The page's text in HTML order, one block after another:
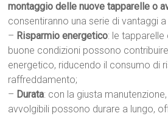
montaggio delle nuove tapparelle o
consentiranno una serie di vantaggi
– Risparmio energetico: le
buone condizioni possono
energetico, riducendo il consumo di
raffreddamento;
– Durata: con la giusta
avvolgibili possono durare a lungo,